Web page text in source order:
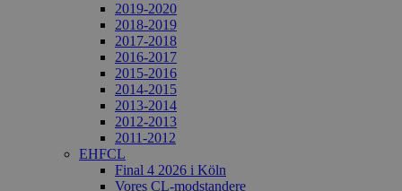
2019-2020
2018-2019
2017-2018
2016-2017
2015-2016
2014-2015
2013-2014
2012-2013
2011-2012
EHFCL
Final 4 2026 i Köln
Vores CL-modstandere